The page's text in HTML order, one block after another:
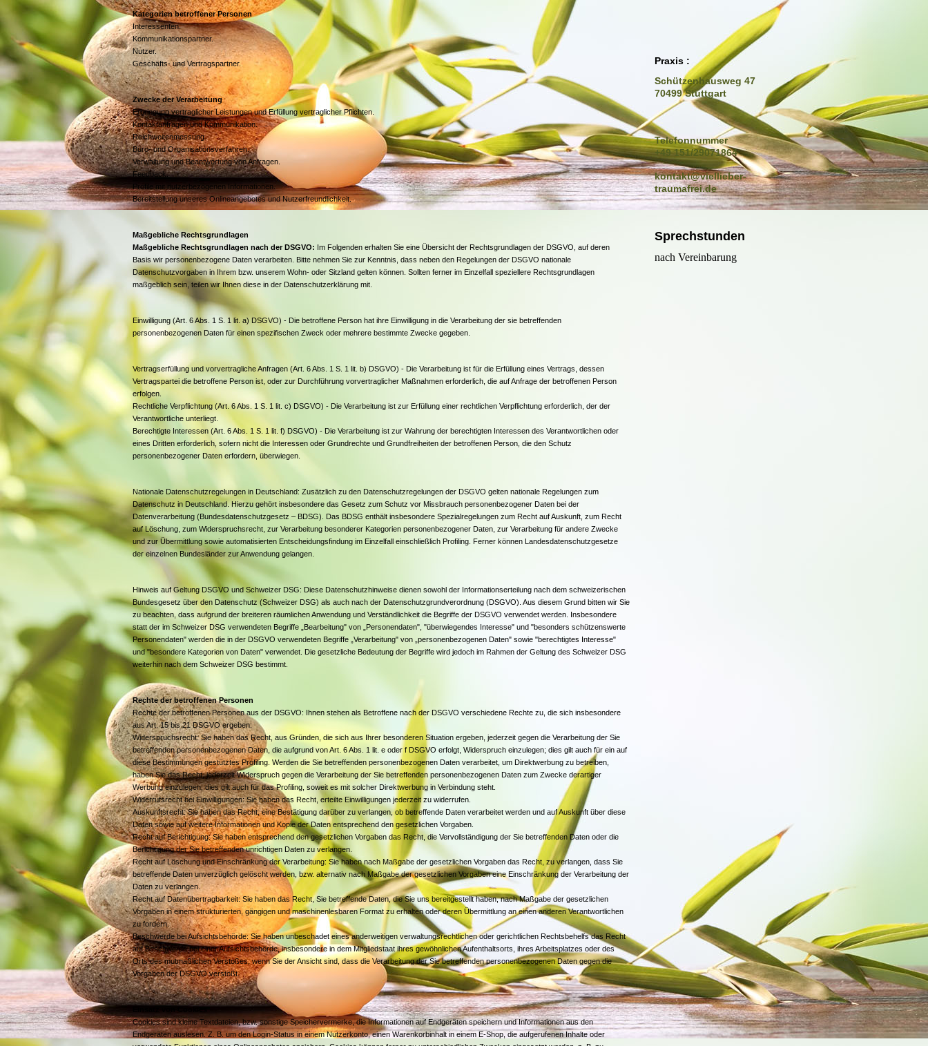
Kategorien betroffener Personen
Interessenten.
Kommunikationspartner.
Nutzer.
Geschäfts- und Vertragspartner.
Zwecke der Verarbeitung
Erbringung vertraglicher Leistungen und Erfüllung vertraglicher Pflichten.
Kontaktanfragen und Kommunikation.
Reichweitenmessung.
Büro- und Organisationsverfahren.
Verwaltung und Beantwortung von Anfragen.
Feedback.
Profile mit nutzerbezogenen Informationen.
Bereitstellung unseres Onlineangebotes und Nutzerfreundlichkeit.
Maßgebliche Rechtsgrundlagen
Maßgebliche Rechtsgrundlagen nach der DSGVO: Im Folgenden erhalten Sie eine Übersicht der Rechtsgrundlagen der DSGVO, auf deren
Basis wir personenbezogene Daten verarbeiten. Bitte nehmen Sie zur Kenntnis, dass neben den Regelungen der DSGVO nationale
Datenschutzvorgaben in Ihrem bzw. unserem Wohn- oder Sitzland gelten können. Sollten ferner im Einzelfall speziellere Rechtsgrundlagen
maßgeblich sein, teilen wir Ihnen diese in der Datenschutzerklärung mit.
Einwilligung (Art. 6 Abs. 1 S. 1 lit. a) DSGVO) - Die betroffene Person hat ihre Einwilligung in die Verarbeitung der sie betreffenden
personenbezogenen Daten für einen spezifischen Zweck oder mehrere bestimmte Zwecke gegeben.
Vertragserfüllung und vorvertragliche Anfragen (Art. 6 Abs. 1 S. 1 lit. b) DSGVO) - Die Verarbeitung ist für die Erfüllung eines Vertrags, dessen
Vertragspartei die betroffene Person ist, oder zur Durchführung vorvertraglicher Maßnahmen erforderlich, die auf Anfrage der betroffenen Person
erfolgen.
Rechtliche Verpflichtung (Art. 6 Abs. 1 S. 1 lit. c) DSGVO) - Die Verarbeitung ist zur Erfüllung einer rechtlichen Verpflichtung erforderlich, der der
Verantwortliche unterliegt.
Berechtigte Interessen (Art. 6 Abs. 1 S. 1 lit. f) DSGVO) - Die Verarbeitung ist zur Wahrung der berechtigten Interessen des Verantwortlichen oder
eines Dritten erforderlich, sofern nicht die Interessen oder Grundrechte und Grundfreiheiten der betroffenen Person, die den Schutz
personenbezogener Daten erfordern, überwiegen.
Nationale Datenschutzregelungen in Deutschland: Zusätzlich zu den Datenschutzregelungen der DSGVO gelten nationale Regelungen zum
Datenschutz in Deutschland. Hierzu gehört insbesondere das Gesetz zum Schutz vor Missbrauch personenbezogener Daten bei der
Datenverarbeitung (Bundesdatenschutzgesetz – BDSG). Das BDSG enthält insbesondere Spezialregelungen zum Recht auf Auskunft, zum Recht
auf Löschung, zum Widerspruchsrecht, zur Verarbeitung besonderer Kategorien personenbezogener Daten, zur Verarbeitung für andere Zwecke
und zur Übermittlung sowie automatisierten Entscheidungsfindung im Einzelfall einschließlich Profiling. Ferner können Landesdatenschutzgesetze
der einzelnen Bundesländer zur Anwendung gelangen.
Hinweis auf Geltung DSGVO und Schweizer DSG: Diese Datenschutzhinweise dienen sowohl der Informationserteilung nach dem schweizerischen
Bundesgesetz über den Datenschutz (Schweizer DSG) als auch nach der Datenschutzgrundverordnung (DSGVO). Aus diesem Grund bitten wir Sie
zu beachten, dass aufgrund der breiteren räumlichen Anwendung und Verständlichkeit die Begriffe der DSGVO verwendet werden. Insbesondere
statt der im Schweizer DSG verwendeten Begriffe „Bearbeitung" von „Personendaten", "überwiegendes Interesse" und "besonders schützenswerte
Personendaten" werden die in der DSGVO verwendeten Begriffe „Verarbeitung" von „personenbezogenen Daten" sowie "berechtigtes Interesse"
und "besondere Kategorien von Daten" verwendet. Die gesetzliche Bedeutung der Begriffe wird jedoch im Rahmen der Geltung des Schweizer DSG
weiterhin nach dem Schweizer DSG bestimmt.
Rechte der betroffenen Personen
Rechte der betroffenen Personen aus der DSGVO: Ihnen stehen als Betroffene nach der DSGVO verschiedene Rechte zu, die sich insbesondere
aus Art. 15 bis 21 DSGVO ergeben:
Widerspruchsrecht: Sie haben das Recht, aus Gründen, die sich aus Ihrer besonderen Situation ergeben, jederzeit gegen die Verarbeitung der Sie
betreffenden personenbezogenen Daten, die aufgrund von Art. 6 Abs. 1 lit. e oder f DSGVO erfolgt, Widerspruch einzulegen; dies gilt auch für ein auf
diese Bestimmungen gestütztes Profiling. Werden die Sie betreffenden personenbezogenen Daten verarbeitet, um Direktwerbung zu betreiben,
haben Sie das Recht, jederzeit Widerspruch gegen die Verarbeitung der Sie betreffenden personenbezogenen Daten zum Zwecke derartiger
Werbung einzulegen; dies gilt auch für das Profiling, soweit es mit solcher Direktwerbung in Verbindung steht.
Widerrufsrecht bei Einwilligungen: Sie haben das Recht, erteilte Einwilligungen jederzeit zu widerrufen.
Auskunftsrecht: Sie haben das Recht, eine Bestätigung darüber zu verlangen, ob betreffende Daten verarbeitet werden und auf Auskunft über diese
Daten sowie auf weitere Informationen und Kopie der Daten entsprechend den gesetzlichen Vorgaben.
Recht auf Berichtigung: Sie haben entsprechend den gesetzlichen Vorgaben das Recht, die Vervollständigung der Sie betreffenden Daten oder die
Berichtigung der Sie betreffenden unrichtigen Daten zu verlangen.
Recht auf Löschung und Einschränkung der Verarbeitung: Sie haben nach Maßgabe der gesetzlichen Vorgaben das Recht, zu verlangen, dass Sie
betreffende Daten unverzüglich gelöscht werden, bzw. alternativ nach Maßgabe der gesetzlichen Vorgaben eine Einschränkung der Verarbeitung der
Daten zu verlangen.
Recht auf Datenübertragbarkeit: Sie haben das Recht, Sie betreffende Daten, die Sie uns bereitgestellt haben, nach Maßgabe der gesetzlichen
Vorgaben in einem strukturierten, gängigen und maschinenlesbaren Format zu erhalten oder deren Übermittlung an einen anderen Verantwortlichen
zu fordern.
Beschwerde bei Aufsichtsbehörde: Sie haben unbeschadet eines anderweitigen verwaltungsrechtlichen oder gerichtlichen Rechtsbehelfs das Recht
auf Beschwerde bei einer Aufsichtsbehörde, insbesondere in dem Mitgliedstaat ihres gewöhnlichen Aufenthaltsorts, ihres Arbeitsplatzes oder des
Orts des mutmaßlichen Verstoßes, wenn Sie der Ansicht sind, dass die Verarbeitung der Sie betreffenden personenbezogenen Daten gegen die
Vorgaben der DSGVO verstößt.
Cookies sind kleine Textdateien, bzw. sonstige Speichervermerke, die Informationen auf Endgeräten speichern und Informationen aus den
Endgeräten auslesen. Z. B. um den Login-Status in einem Nutzerkonto, einen Warenkorbinhalt in einem E-Shop, die aufgerufenen Inhalte oder
Praxis :
Schützenhausweg 47
70499 Stuttgart
Telefonnummer
+49 151/29071864
kontakt@viellieber-
traumafrei.de
Sprechstunden
nach Vereinbarung